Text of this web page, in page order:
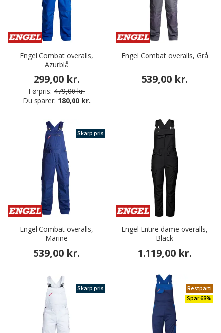
Engel Combat overalls,
Azurblå
299,00 kr.
Førpris: 479,00 kr.
Du sparer: 180,00 kr.
Engel Combat overalls, Grå
539,00 kr.
Skarp pris
Engel Combat overalls,
Marine
539,00 kr.
Engel Entire dame overalls,
Black
1.119,00 kr.
Skarp pris
Restparti
Spar 68%